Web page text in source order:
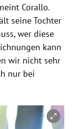
Corallo.
seine Tochter
wer diese
kann
wir nicht sehr
nur bei